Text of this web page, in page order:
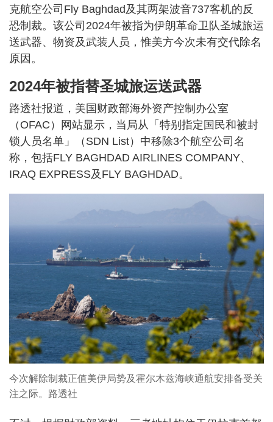
克航空公司Fly Baghdad及其两架波音737客机的反
恐制裁。该公司2024年被指为伊朗革命卫队圣城旅运
送武器、物资及武装人员，惟美方今次未有交代除名
原因。
2024年被指替圣城旅运送武器
路透社报道，美国财政部海外资产控制办公室
（OFAC）网站显示，当局从「特别指定国民和被封
锁人员名单」（SDN List）中移除3个航空公司名
称，包括FLY BAGHDAD AIRLINES COMPANY、
IRAQ EXPRESS及FLY BAGHDAD。
今次解除制裁正值美伊局势及霍尔木兹海峡通航安排备受关
注之际。路透社